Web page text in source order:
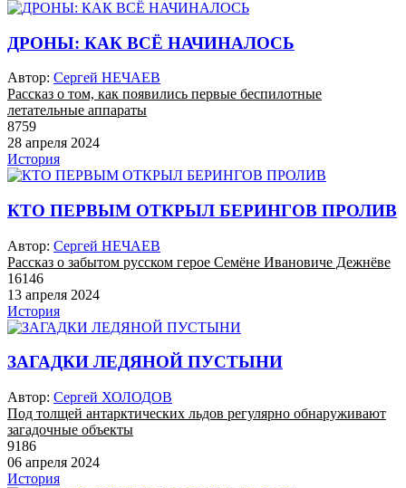
ДРОНЫ: КАК ВСЁ НАЧИНАЛОСЬ
Автор: Сергей НЕЧАЕВ
Рассказ о том, как появились первые беспилотные
летательные аппараты
8759
28 апреля 2024
История
КТО ПЕРВЫМ ОТКРЫЛ БЕРИНГОВ ПРОЛИВ
Автор: Сергей НЕЧАЕВ
Рассказ о забытом русском герое Семёне Ивановиче Дежнёве
16146
13 апреля 2024
История
ЗАГАДКИ ЛЕДЯНОЙ ПУСТЫНИ
Автор: Сергей ХОЛОДОВ
Под толщей антарктических льдов регулярно обнаруживают
загадочные объекты
9186
06 апреля 2024
История